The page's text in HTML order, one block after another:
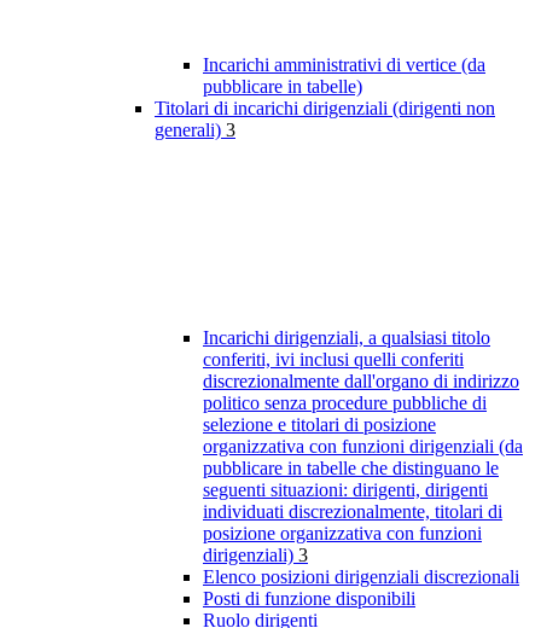
Incarichi amministrativi di vertice (da
pubblicare in tabelle)
Titolari di incarichi dirigenziali (dirigenti non
generali) 3
Incarichi dirigenziali, a qualsiasi titolo
conferiti, ivi inclusi quelli conferiti
discrezionalmente dall'organo di indirizzo
politico senza procedure pubbliche di
selezione e titolari di posizione
organizzativa con funzioni dirigenziali (da
pubblicare in tabelle che distinguano le
seguenti situazioni: dirigenti, dirigenti
individuati discrezionalmente, titolari di
posizione organizzativa con funzioni
dirigenziali) 3
Elenco posizioni dirigenziali discrezionali
Posti di funzione disponibili
Ruolo dirigenti